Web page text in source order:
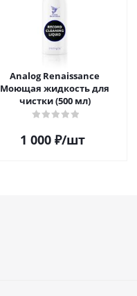
Analog Renaissance
Моющая жидкость для
чистки (500 мл)
1 000₽/шт